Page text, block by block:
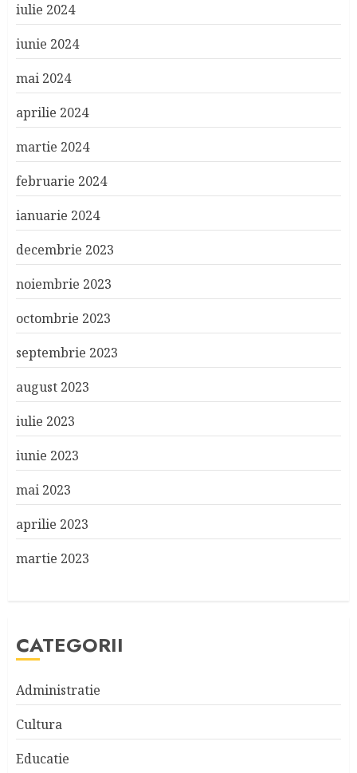
iulie 2024
iunie 2024
mai 2024
aprilie 2024
martie 2024
februarie 2024
ianuarie 2024
decembrie 2023
noiembrie 2023
octombrie 2023
septembrie 2023
august 2023
iulie 2023
iunie 2023
mai 2023
aprilie 2023
martie 2023
CATEGORII
Administratie
Cultura
Educatie